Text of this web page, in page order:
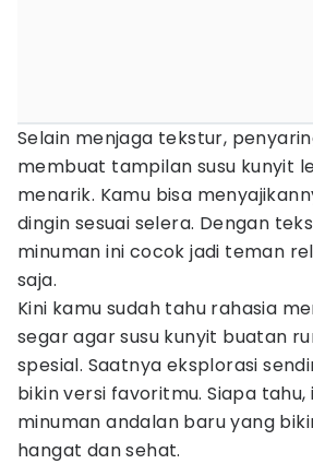
Selain menjaga tekstur,
membuat tampilan susu kunyit
menarik. Kamu bisa
dingin sesuai selera. Dengan
minuman ini cocok jadi teman
saja.
Kini kamu sudah tahu rahasia
segar agar susu kunyit buatan
spesial. Saatnya eksplorasi
bikin versi favoritmu. Siapa tahu,
minuman andalan baru yang
hangat dan sehat.